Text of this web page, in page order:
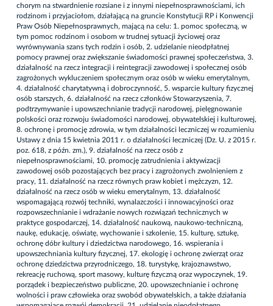
chorym na stwardnienie rozsiane i z innymi niepełnosprawnościami, ich
rodzinom i przyjaciołom, działającą na gruncie Konstytucji RP i Konwencji
Praw Osób Niepełnosprawnych, mającą na celu: 1. pomoc społeczną, w
tym pomoc rodzinom i osobom w trudnej sytuacji życiowej oraz
wyrównywania szans tych rodzin i osób, 2. udzielanie nieodpłatnej
pomocy prawnej oraz zwiększanie świadomości prawnej społeczeństwa, 3.
działalność na rzecz integracji i reintegracji zawodowej i społecznej osób
zagrożonych wykluczeniem społecznym oraz osób w wieku emerytalnym,
4. działalność charytatywną i dobroczynność, 5. wsparcie kultury fizycznej
osób starszych, 6. działalność na rzecz członków Stowarzyszenia, 7.
podtrzymywanie i upowszechnianie tradycji narodowej, pielęgnowanie
polskości oraz rozwoju świadomości narodowej, obywatelskiej i kulturowej,
8. ochronę i promocję zdrowia, w tym działalności leczniczej w rozumieniu
Ustawy z dnia 15 kwietnia 2011 r. o działalności leczniczej (Dz. U. z 2015 r.
poz. 618, z późn. zm.), 9. działalność na rzecz osób z
niepełnosprawnościami, 10. promocję zatrudnienia i aktywizacji
zawodowej osób pozostających bez pracy i zagrożonych zwolnieniem z
pracy, 11. działalność na rzecz równych praw kobiet i mężczyzn, 12.
działalność na rzecz osób w wieku emerytalnym, 13. działalność
wspomagającą rozwój techniki, wynalazczości i innowacyjności oraz
rozpowszechnianie i wdrażanie nowych rozwiązań technicznych w
praktyce gospodarczej, 14. działalność naukową, naukowo-techniczną,
naukę, edukację, oświatę, wychowanie i szkolenie, 15. kulturę, sztukę,
ochronę dóbr kultury i dziedzictwa narodowego, 16. wspierania i
upowszechniania kultury fizycznej, 17. ekologię i ochronę zwierząt oraz
ochronę dziedzictwa przyrodniczego, 18. turystykę, krajoznawstwo,
rekreację ruchową, sport masowy, kulturę fizyczną oraz wypoczynek, 19.
porządek i bezpieczeństwo publiczne, 20. upowszechnianie i ochronę
wolności i praw człowieka oraz swobód obywatelskich, a także działania